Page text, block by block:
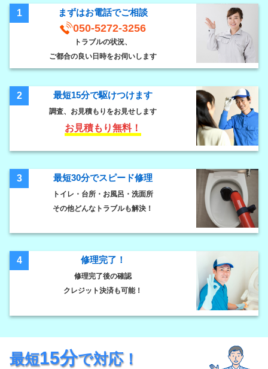
1 まずはお電話でご相談
050-5272-3256
トラブルの状況、
ご都合の良い日時をお伺いします
2 最短15分で駆けつけます
調査、お見積もりをお見せします
お見積もり無料！
3 最短30分でスピード修理
トイレ・台所・お風呂・洗面所
その他どんなトラブルも解決！
4 修理完了！
修理完了後の確認
クレジット決済も可能！
最短15分で対応！